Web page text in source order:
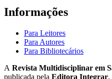
Informações
Para Leitores
Para Autores
Para Bibliotecários
A Revista Multidisciplinar em
publicada pela Editora Integrar,